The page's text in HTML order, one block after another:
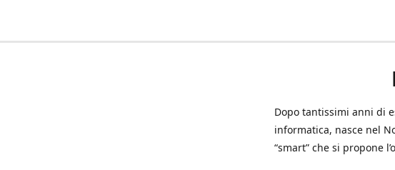
Dopo tantissimi anni di
informatica, nasce nel
“smart” che si propone